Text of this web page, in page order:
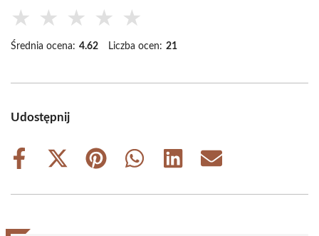
★ ★ ★ ★ ★
Średnia ocena: 4.62 Liczba ocen: 21
Udostępnij
Share
Share
(Twitter)
Share
Share
Share
Share